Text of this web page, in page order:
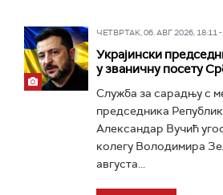
ЧЕТВРТАК, 06. АВГ 2026, 18:11 -
Украјински
у званичну посету
Служба за сарадњу с
председника
Александар Вучић
колегу Володимира
августа...